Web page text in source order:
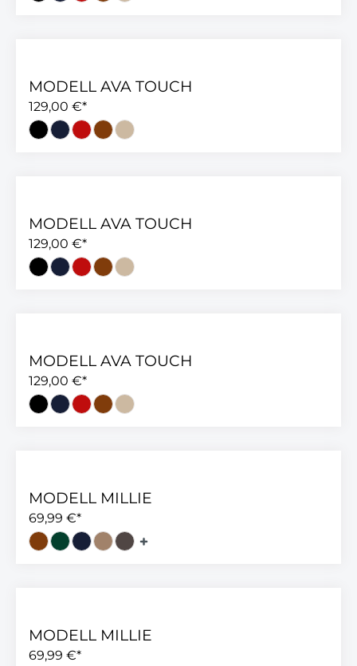
MODELL AVA TOUCH
129,00 €*
MODELL AVA TOUCH
129,00 €*
MODELL AVA TOUCH
129,00 €*
MODELL MILLIE
69,99 €*
MODELL MILLIE
69,99 €*